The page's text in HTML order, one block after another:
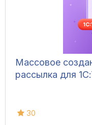
Массовое
рассылка для
30